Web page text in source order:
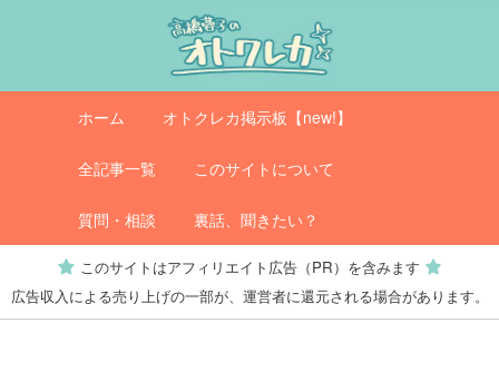
へ
動
移
オトクレカ
ュ
ホーム オトクレカ掲示板【new!】
全記事一覧 このサイトについて
質問・相談 裏話、聞きたい？
このサイトはアフィリエイト広告（PR）を含みます
広告収入による売り上げの一部が、運営者に還元される場合があります。